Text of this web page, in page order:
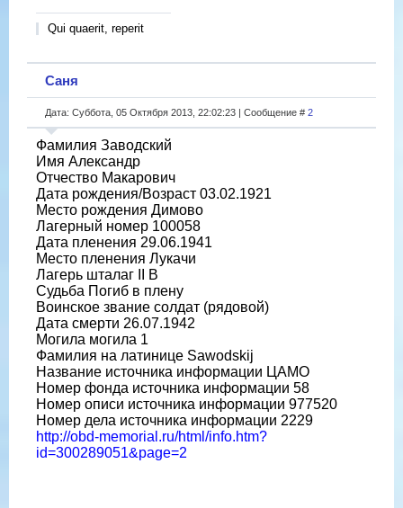
Qui quaerit, reperit
Саня
Дата: Суббота, 05 Октября 2013, 22:02:23 | Сообщение # 2
Фамилия Заводский
Имя Александр
Отчество Макарович
Дата рождения/Возраст 03.02.1921
Место рождения Димово
Лагерный номер 100058
Дата пленения 29.06.1941
Место пленения Лукачи
Лагерь шталаг II B
Судьба Погиб в плену
Воинское звание солдат (рядовой)
Дата смерти 26.07.1942
Могила могила 1
Фамилия на латинице Sawodskij
Название источника информации ЦАМО
Номер фонда источника информации 58
Номер описи источника информации 977520
Номер дела источника информации 2229
http://obd-memorial.ru/html/info.htm?
id=300289051&page=2